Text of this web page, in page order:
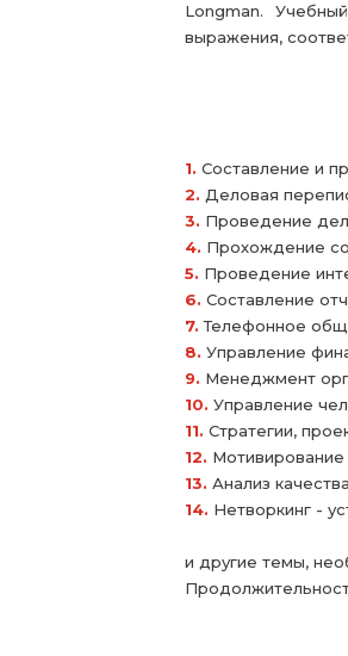
Longman.
выражения,
1. Составление и
2. Деловая
3. Проведение
4. Прохождение
5. Проведение
6. Составление
7. Телефонное
8. Управление
9. Менеджмент
10. Управление
11. Стратегии,
12. Мотивирование
13. Анализ
14. Нетворкинг -
и другие темы,